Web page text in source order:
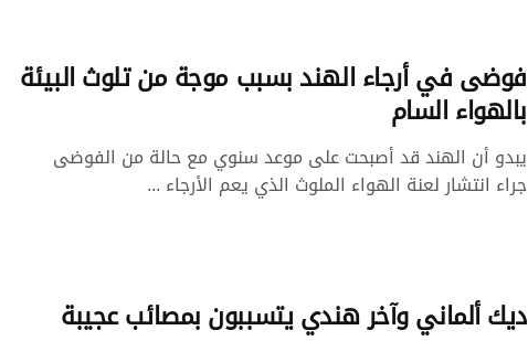
فوضى في أرجاء الهند بسبب موجة من تلوث البيئة
بالهواء السام
يبدو أن الهند قد أصبحت على موعد سنوي مع حالة من الفوضى
جراء انتشار لعنة الهواء الملوث الذي يعم الأرجاء ...
ديك ألماني وآخر هندي يتسببون بمصائب عجيبة